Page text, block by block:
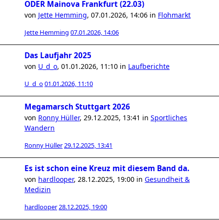
ODER Mainova Frankfurt (22.03)
von Jette Hemming, 07.01.2026, 14:06 in Flohmarkt
Jette Hemming 07.01.2026, 14:06
Das Laufjahr 2025
von U_d_o, 01.01.2026, 11:10 in Laufberichte
U_d_o01.01.2026, 11:10
Megamarsch Stuttgart 2026
von Ronny Hüller, 29.12.2025, 13:41 in Sportliches
Wandern
Ronny Hüller29.12.2025, 13:41
Es ist schon eine Kreuz mit diesem Band da.
von hardlooper, 28.12.2025, 19:00 in Gesundheit &
Medizin
hardlooper28.12.2025, 19:00